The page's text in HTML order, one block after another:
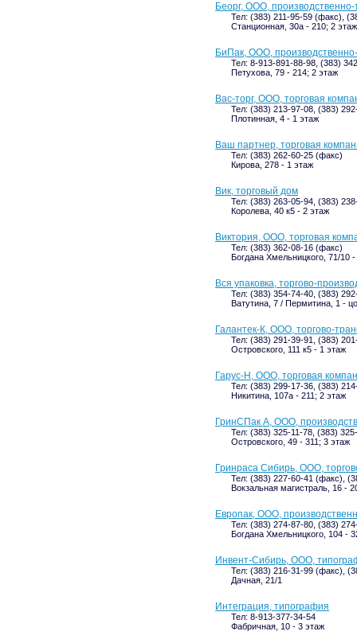
Беорг, ООО,
Тел: (383) 211-95-59 (факс),
Станционная, 30а - 210; 2 этаж
БиПак, ООО,
Тел: 8-913-891-88-98, (383)
Петухова, 79 - 214; 2 этаж
Вас-торг, ООО, торговая
Тел: (383) 213-97-08, (383)
Плотинная, 4 - 1 этаж
Ваш партнер, торговая
Тел: (383) 262-60-25 (факс)
Кирова, 278 - 1 этаж
Вик, торговый дом
Тел: (383) 263-05-94, (383)
Королева, 40 к5 - 2 этаж
Виктория, ООО, торговая
Тел: (383) 362-08-16 (факс)
Богдана Хмельницкого, 71/10
Вся упаковка, торгово-
Тел: (383) 354-74-40, (383)
Ватутина, 7 / Пермитина, 1 -
Галантек-К, ООО, торгово-
Тел: (383) 291-39-91, (383)
Островского, 111 к5 - 1 этаж
Гарус-Н, ООО, торговая
Тел: (383) 299-17-36, (383)
Никитина, 107а - 211; 2 этаж
ГринСПак А, ООО,
Тел: (383) 325-11-78, (383)
Островского, 49 - 311; 3 этаж
Гринраса Сибирь, ООО,
Тел: (383) 227-60-41 (факс),
Вокзальная магистраль, 16 -
Европак, ООО,
Тел: (383) 274-87-80, (383)
Богдана Хмельницкого, 104 -
Инвент-Сибирь, ООО,
Тел: (383) 216-31-99 (факс),
Дачная, 21/1
Интеграция, типография
Тел: 8-913-377-34-54
Фабричная, 10 - 3 этаж